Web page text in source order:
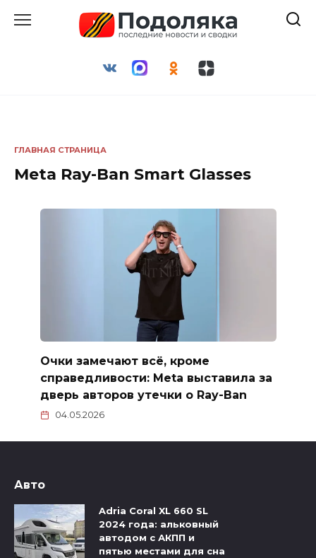
ГЛАВНАЯ СТРАНИЦА
Meta Ray-Ban Smart Glasses
Очки замечают всё, кроме
справедливости: Meta выставила за
дверь авторов утечки о Ray-Ban
04.05.2026
Авто
Adria Coral XL 660 SL
2024 года: альковный
автодом с АКПП и
пятью местами для сна